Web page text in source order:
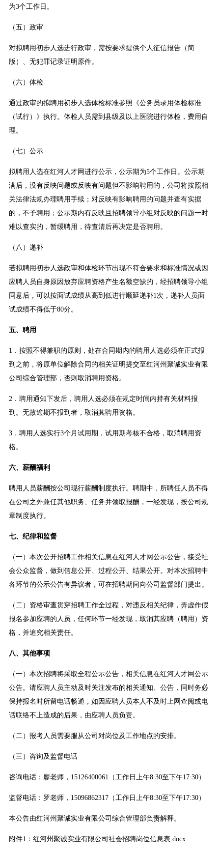
为3个工作日。
（五）政审
对拟聘用初步人选进行政审，需按要求提供个人征信报告（简
版）、无犯罪记录证明原件。
（六）体检
通过政审的拟聘用初步人选体检标准参照《公务员录用体检标准
（试行）》执行。体检人员需到县级及以上医院进行体检，费用自
理。
（七）公示
拟聘用人选在红河人才网进行公示，公示期为5个工作日。公示期
满后，没有反映问题或反映有问题但不影响聘用的，公司将按照相
关法律法规办理聘用手续；对反映有影响聘用的问题并查有实据
的，不予聘用；公示期内有反映且招聘领导小组对反映的问题一时
难以查实的，暂缓聘用，待查清后再决定是否聘用。
（八）递补
若拟聘用初步人选政审和体检环节出现不符合要求和标准情况或因
应聘人员自身原因放弃应聘资格产生名额空缺的，经招聘领导小组
同意后，可以按面试成绩从高到低进行顺延递补1次，递补人员面
试成绩不得低于80分。
五、聘用
1．按照不得兼职的原则，处在合同期内的聘用人选必须在正式报
到之前，将原单位解除合同的相关证明提交至红河州聚诚实业有限
公司综合管理部，否则取消聘用资格。
2．聘用通知下发后，聘用人选必须在规定时间内持有关材料报
到。无故逾期不报到者，取消其聘用资格。
3．聘用人选实行3个月试用期，试用期考核不合格，取消聘用资
格。
六、薪酬福利
聘用人员薪酬按公司现行薪酬制度执行。聘期中，所聘任人员不得
在公司之外兼任其他职务、任务并领取报酬，一经发现，按公司规
章制度执行。
七、纪律和监督
（一）本次公开招聘工作相关信息在红河人才网公示公告，接受社
会公众监督，做到信息公开、过程公开、结果公开。对本次招聘中
各环节的公示公告有异议者，可在招聘期间向公司监督部门提出。
（二）资格审查贯穿招聘工作全过程，对违反相关纪律，弄虚作假
报名参加应聘的人员，任何环节一经发现，取消其应聘（聘用）资
格，并追究相关责任。
八、其他事项
（一）本次招聘将采取全程公示公告，相关信息在红河人才网公示
公告。请应聘人员主动及时关注发布的相关通知、公告，同时务必
保持报名时所留电话畅通，如因应聘人员本人不及时上网查阅或电
话联络不上造成的后果，由应聘人员负责。
（二）报考人员需要服从公司对岗位及工作地点的安排。
（三）咨询及监督电话
咨询电话：廖老师，15126400061（工作日上午8:30至下午17:30）
监督电话：罗老师，15096862317（工作日上午8:30至下午17:30）
本公告由红河州聚诚实业有限公司综合管理部负责解释。
附件1：红河州聚诚实业有限公司社会招聘岗位信息表.docx